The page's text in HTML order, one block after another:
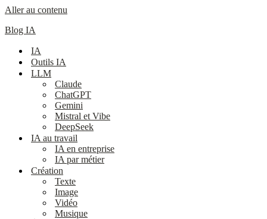
Aller au contenu
Blog IA
IA
Outils IA
LLM
Claude
ChatGPT
Gemini
Mistral et Vibe
DeepSeek
IA au travail
IA en entreprise
IA par métier
Création
Texte
Image
Vidéo
Musique